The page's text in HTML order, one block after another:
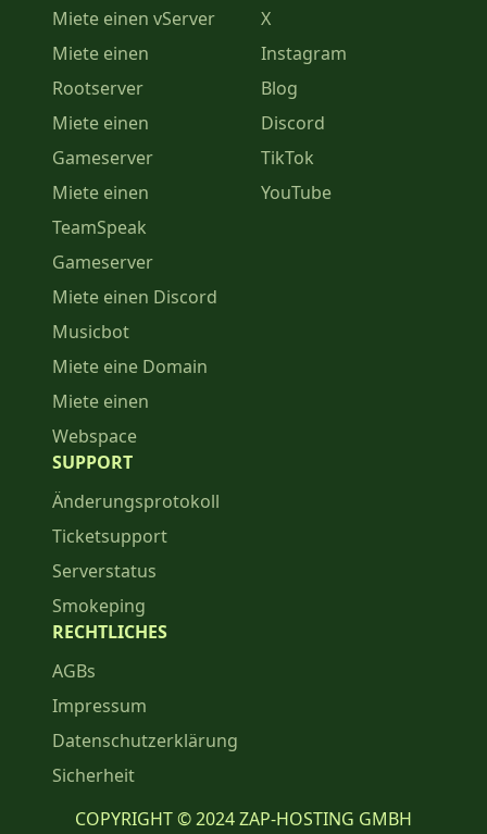
Miete einen vServer
Miete einen
Rootserver
Miete einen
Gameserver
Miete einen
TeamSpeak
Gameserver
Miete einen Discord
Musicbot
Miete eine Domain
Miete einen
Webspace
X
Instagram
Blog
Discord
TikTok
YouTube
SUPPORT
Änderungsprotokoll
Ticketsupport
Serverstatus
Smokeping
RECHTLICHES
AGBs
Impressum
Datenschutzerklärung
Sicherheit
COPYRIGHT © 2024 ZAP-HOSTING GMBH